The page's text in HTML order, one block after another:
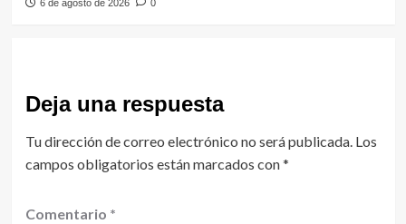
6 de agosto de 2026 0
Deja una respuesta
Tu dirección de correo electrónico no será publicada. Los
campos obligatorios están marcados con*
Comentario *